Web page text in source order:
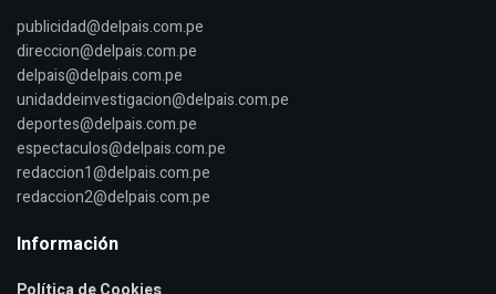
publicidad@delpais.com.pe
direccion@delpais.com.pe
delpais@delpais.com.pe
unidaddeinvestigacion@delpais.com.pe
deportes@delpais.com.pe
espectaculos@delpais.com.pe
redaccion1@delpais.com.pe
redaccion2@delpais.com.pe
Información